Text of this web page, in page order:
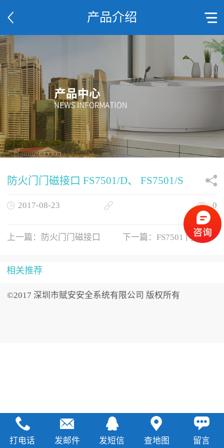
产品介绍
防火门门磁接口 FS7501/D、 FS7501/S
2017-08-23 0
上一篇：
防火门门磁接口
下一篇： FS7501 门磁接
相关推荐
©2017 深圳市赋安安全系统有限公司 版权所有
打电话 发邮件 发短信 查地图 留言